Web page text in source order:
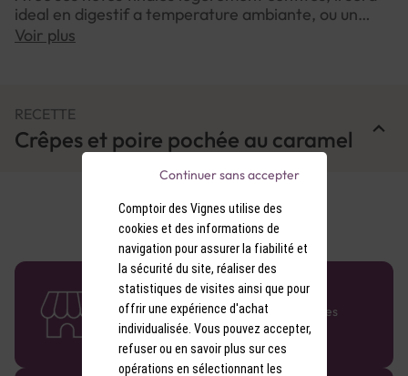
ideal en digestif a temperature ambiante, ou un
parfait accompagnement de desserts au chocolat.
Voir plus
RECETTE
Crêpes et poire pochée au caramel
58 caves en France
Retrouvez le réseau Comptoir des Vignes
partout en France !
Comptoir des Vignes utilise des
cookies et des informations de
navigation pour assurer la fiabilité et
la sécurité du site, réaliser des
statistiques de visites ainsi que pour
offrir une expérience d'achat
individualisée. Vous pouvez accepter,
refuser ou en savoir plus sur ces
opérations en sélectionnant les
Continuer sans accepter